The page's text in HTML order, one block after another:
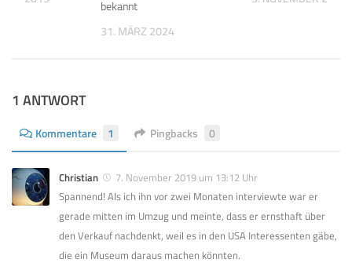
bekannt
31. MÄRZ 2024
1 ANTWORT
Kommentare 1 Pingbacks 0
Christian
7. November 2019 um 13:12 Uhr
Spannend! Als ich ihn vor zwei Monaten interviewte war er
gerade mitten im Umzug und meinte, dass er ernsthaft über
den Verkauf nachdenkt, weil es in den USA Interessenten gäbe,
die ein Museum daraus machen könnten.